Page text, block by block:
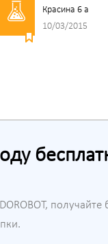
Красина 6 а
10/03/2015